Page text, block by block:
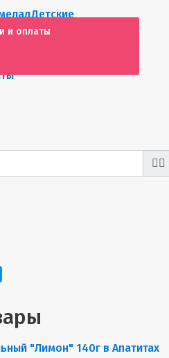
Детские
Мармелад
10000 р.
и оплаты